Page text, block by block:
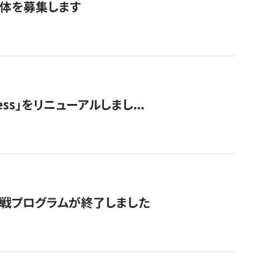
を募集します
」をリニューアルしまし...
プログラムが終了しました